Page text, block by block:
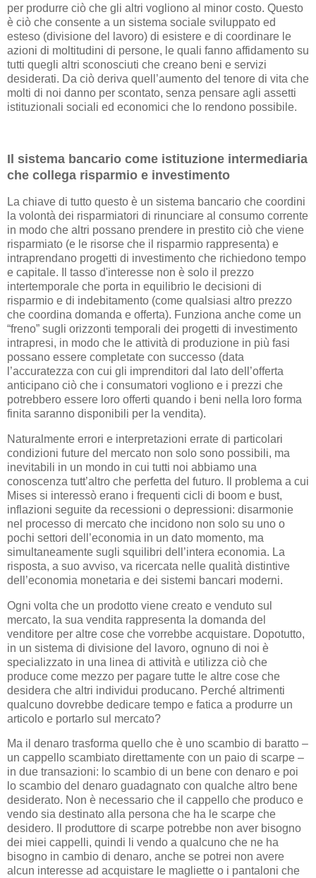
per produrre ciò che gli altri vogliono al minor costo. Questo
è ciò che consente a un sistema sociale sviluppato ed
esteso (divisione del lavoro) di esistere e di coordinare le
azioni di moltitudini di persone, le quali fanno affidamento su
tutti quegli altri sconosciuti che creano beni e servizi
desiderati. Da ciò deriva quell’aumento del tenore di vita che
molti di noi danno per scontato, senza pensare agli assetti
istituzionali sociali ed economici che lo rendono possibile.
Il sistema bancario come istituzione intermediaria
che collega risparmio e investimento
La chiave di tutto questo è un sistema bancario che coordini
la volontà dei risparmiatori di rinunciare al consumo corrente
in modo che altri possano prendere in prestito ciò che viene
risparmiato (e le risorse che il risparmio rappresenta) e
intraprendano progetti di investimento che richiedono tempo
e capitale. Il tasso d'interesse non è solo il prezzo
intertemporale che porta in equilibrio le decisioni di
risparmio e di indebitamento (come qualsiasi altro prezzo
che coordina domanda e offerta). Funziona anche come un
“freno” sugli orizzonti temporali dei progetti di investimento
intrapresi, in modo che le attività di produzione in più fasi
possano essere completate con successo (data
l’accuratezza con cui gli imprenditori dal lato dell’offerta
anticipano ciò che i consumatori vogliono e i prezzi che
potrebbero essere loro offerti quando i beni nella loro forma
finita saranno disponibili per la vendita).
Naturalmente errori e interpretazioni errate di particolari
condizioni future del mercato non solo sono possibili, ma
inevitabili in un mondo in cui tutti noi abbiamo una
conoscenza tutt’altro che perfetta del futuro. Il problema a cui
Mises si interessò erano i frequenti cicli di boom e bust,
inflazioni seguite da recessioni o depressioni: disarmonie
nel processo di mercato che incidono non solo su uno o
pochi settori dell’economia in un dato momento, ma
simultaneamente sugli squilibri dell’intera economia. La
risposta, a suo avviso, va ricercata nelle qualità distintive
dell’economia monetaria e dei sistemi bancari moderni.
Ogni volta che un prodotto viene creato e venduto sul
mercato, la sua vendita rappresenta la domanda del
venditore per altre cose che vorrebbe acquistare. Dopotutto,
in un sistema di divisione del lavoro, ognuno di noi è
specializzato in una linea di attività e utilizza ciò che
produce come mezzo per pagare tutte le altre cose che
desidera che altri individui producano. Perché altrimenti
qualcuno dovrebbe dedicare tempo e fatica a produrre un
articolo e portarlo sul mercato?
Ma il denaro trasforma quello che è uno scambio di baratto –
un cappello scambiato direttamente con un paio di scarpe –
in due transazioni: lo scambio di un bene con denaro e poi
lo scambio del denaro guadagnato con qualche altro bene
desiderato. Non è necessario che il cappello che produco e
vendo sia destinato alla persona che ha le scarpe che
desidero. Il produttore di scarpe potrebbe non aver bisogno
dei miei cappelli, quindi li vendo a qualcuno che ne ha
bisogno in cambio di denaro, anche se potrei non avere
alcun interesse ad acquistare le magliette o i pantaloni che